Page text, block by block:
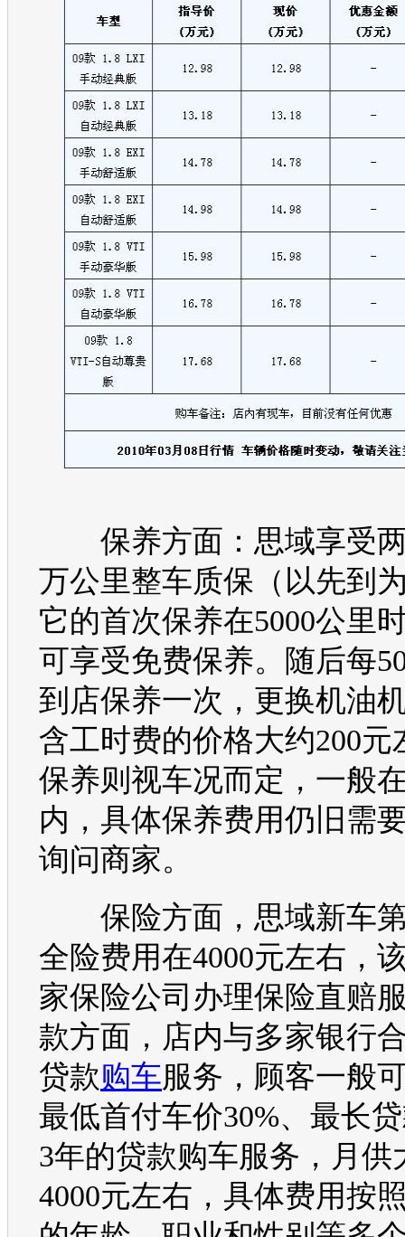
保养方面： 思域享受
万公里整车质保（以先到
它的首次保养在5000公里
可享受免费保养。随后每
到店保养一次，更换机油
含工时费的价格大约200元
保养则视车况而定，一般
内，具体保养费用仍旧需
询问商家。
保险方面， 思域新车
全险费用在4000元左右，
家保险公司办理保险直赔
款方面，店内与多家银行
贷款购车服务，顾客一般
最低首付车价30%、最长
3年的贷款购车服务，月供
4000元左右，具体费用按